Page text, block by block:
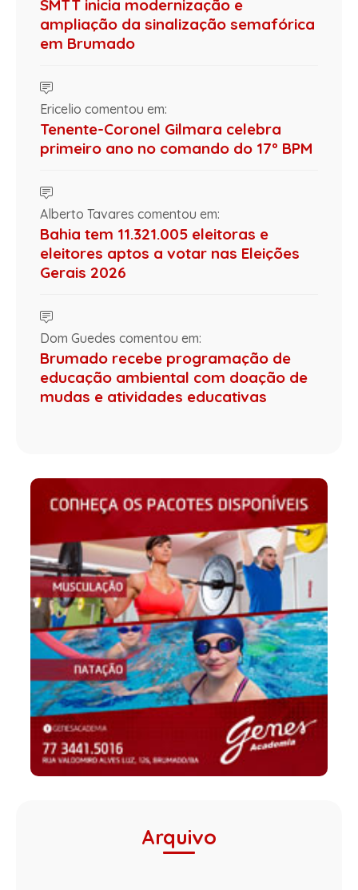
SMTT inicia modernização e
ampliação da sinalização semafórica
em Brumado
Ericelio comentou em:
Tenente-Coronel Gilmara celebra
primeiro ano no comando do 17º BPM
Alberto Tavares comentou em:
Bahia tem 11.321.005 eleitoras e
eleitores aptos a votar nas Eleições
Gerais 2026
Dom Guedes comentou em:
Brumado recebe programação de
educação ambiental com doação de
mudas e atividades educativas
Arquivo